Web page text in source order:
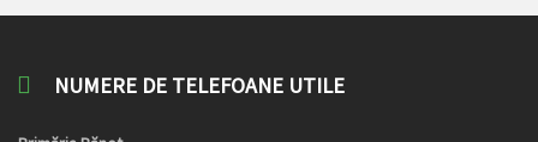
NUMERE DE TELEFOANE UTILE